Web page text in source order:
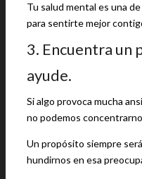
Tu salud mental es una
para sentirte mejor
3. Encuentra un
ayude.
Si algo provoca mucha
no podemos
Un propósito siempre
hundirnos en esa